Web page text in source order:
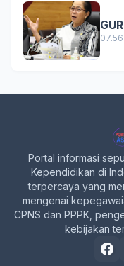
07.56
Portal informasi
Kependidikan di
terpercaya yang
mengenai
CPNS dan PPPK,
kebijakan